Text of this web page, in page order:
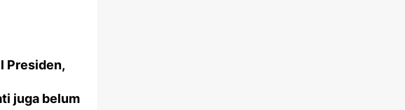
Presiden,
juga belum